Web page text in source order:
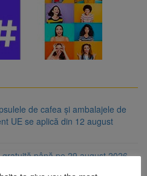
de cafea și ambalajele de
UE se aplică din 12 august
până pe 29 august 2026.